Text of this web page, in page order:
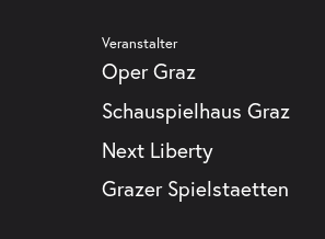
Veranstalter
Oper Graz
Schauspielhaus Graz
Next Liberty
Grazer Spielstaetten